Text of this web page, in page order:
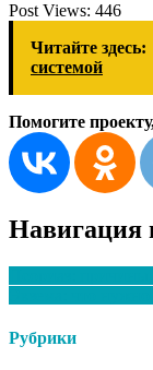
Post Views: 446
Читайте здесь:
системой
Помогите
Навигация
Рубрики